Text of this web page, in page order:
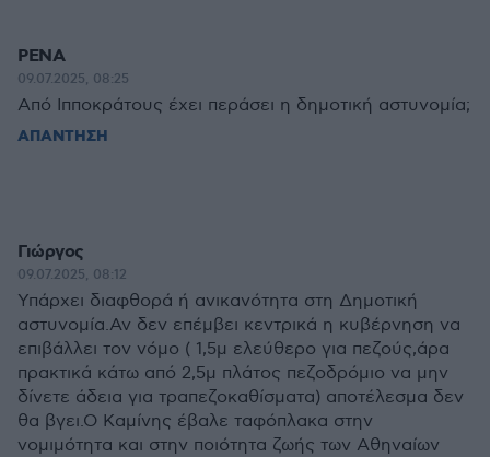
ΡΕΝΑ
09.07.2025, 08:25
Από Ιπποκράτους έχει περάσει η δημοτική αστυνομία;
ΑΠΑΝΤΗΣΗ
Γιώργος
09.07.2025, 08:12
Υπάρχει διαφθορά ή ανικανότητα στη Δημοτική
αστυνομία.Αν δεν επέμβει κεντρικά η κυβέρνηση να
επιβάλλει τον νόμο ( 1,5μ ελεύθερο για πεζούς,άρα
πρακτικά κάτω από 2,5μ πλάτος πεζοδρόμιο να μην
δίνετε άδεια για τραπεζοκαθίσματα) αποτέλεσμα δεν
θα βγει.Ο Καμίνης έβαλε ταφόπλακα στην
νομιμότητα και στην ποιότητα ζωής των Αθηναίων